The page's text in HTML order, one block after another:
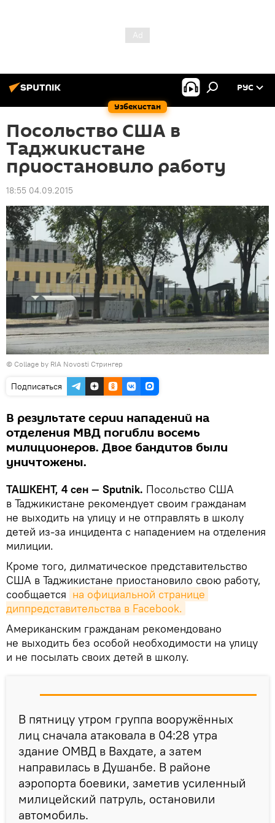
Узбекистан
РУС
Посольство США в
Таджикистане
приостановило работу
18:55 04.09.2015
© Сollage by RIA Novosti Стрингер
Подписаться
В результате серии нападений на
отделения МВД погибли восемь
милиционеров. Двое бандитов были
уничтожены.
ТАШКЕНТ, 4 сен — Sputnik. Посольство США
в Таджикистане рекомендует своим гражданам
не выходить на улицу и не отправлять в школу
детей из-за инцидента с нападением на отделения
милиции.
Кроме того, дилматическое представительство
США в Таджикистане приостановило свою работу,
сообщается на официальной странице
диппредставительства в Facebook.
Американским гражданам рекомендовано
не выходить без особой необходимости на улицу
и не посылать своих детей в школу.
В пятницу утром группа вооружённых
лиц сначала атаковала в 04:28 утра
здание ОМВД в Вахдате, а затем
направилась в Душанбе. В районе
аэропорта боевики, заметив усиленный
милицейский патруль, остановили
автомобиль.